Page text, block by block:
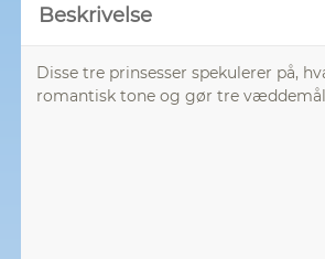
Beskrivelse
Disse tre prinsesser spekulerer på,
romantisk tone og gør tre væddemål